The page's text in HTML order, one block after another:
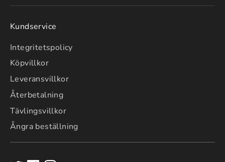
Kundservice
Integritetspolicy
Köpvillkor
Leveransvillkor
Återbetalning
Tävlingsvillkor
Ångra beställning